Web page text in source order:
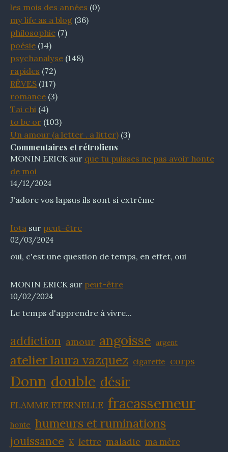
les mois des années (0)
my life as a blog (36)
philosophie (7)
poésie (14)
psychanalyse (148)
rapides (72)
RÊVES (117)
romance (3)
Tai chi (4)
to be or (103)
Un amour (a letter . a litter) (3)
Commentaires et rétroliens
MONIN ERICK sur que tu puisses ne pas avoir honte
de moi
14/12/2024
J'adore vos lapsus ils sont si extrême
Iota sur peut-être
02/03/2024
oui, c'est une question de temps, en effet, oui
MONIN ERICK sur peut-être
10/02/2024
Le temps d'apprendre à vivre...
addiction amour angoisse argent
atelier laura vazquez cigarette corps
Donn double désir
FLAMME ETERNELLE fracassemeur
honte humeurs et ruminations
jouissance K lettre maladie ma mère